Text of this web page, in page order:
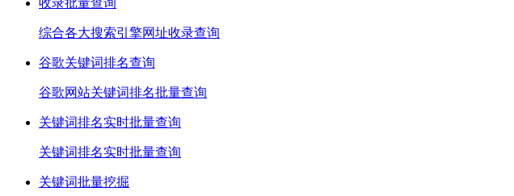
综合各大搜索引擎网址收录查询
谷歌关键词排名查询
谷歌网站关键词排名批量查询
关键词排名实时批量查询
关键词排名实时批量查询
关键词批量挖掘